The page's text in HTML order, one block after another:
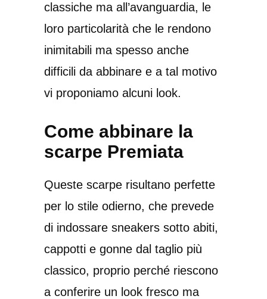
classiche ma all’avanguardia, le
loro particolarità che le rendono
inimitabili ma spesso anche
difficili da abbinare e a tal motivo
vi proponiamo alcuni look.
Come abbinare la
scarpe Premiata
Queste scarpe risultano perfette
per lo stile odierno, che prevede
di indossare sneakers sotto abiti,
cappotti e gonne dal taglio più
classico, proprio perché riescono
a conferire un look fresco ma